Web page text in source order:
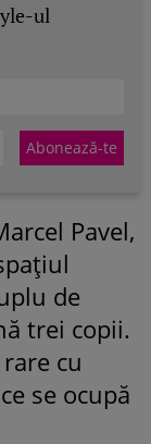
ul
Pavel,
de
trei copii.
cu
se ocupă